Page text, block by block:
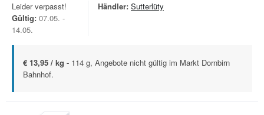
Leider verpasst!
Gültig: 07.05. -
14.05.
Händler: Sutterlüty
€ 13,95 / kg - 114 g, Angebote nicht gültig im Markt Dornbirn
Bahnhof.